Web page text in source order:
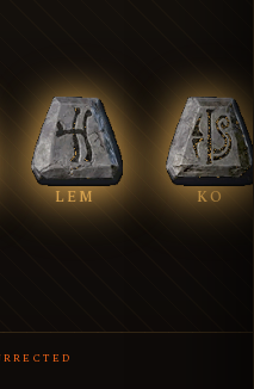
LEM KO